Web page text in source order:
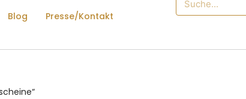
Blog Presse/Kontakt